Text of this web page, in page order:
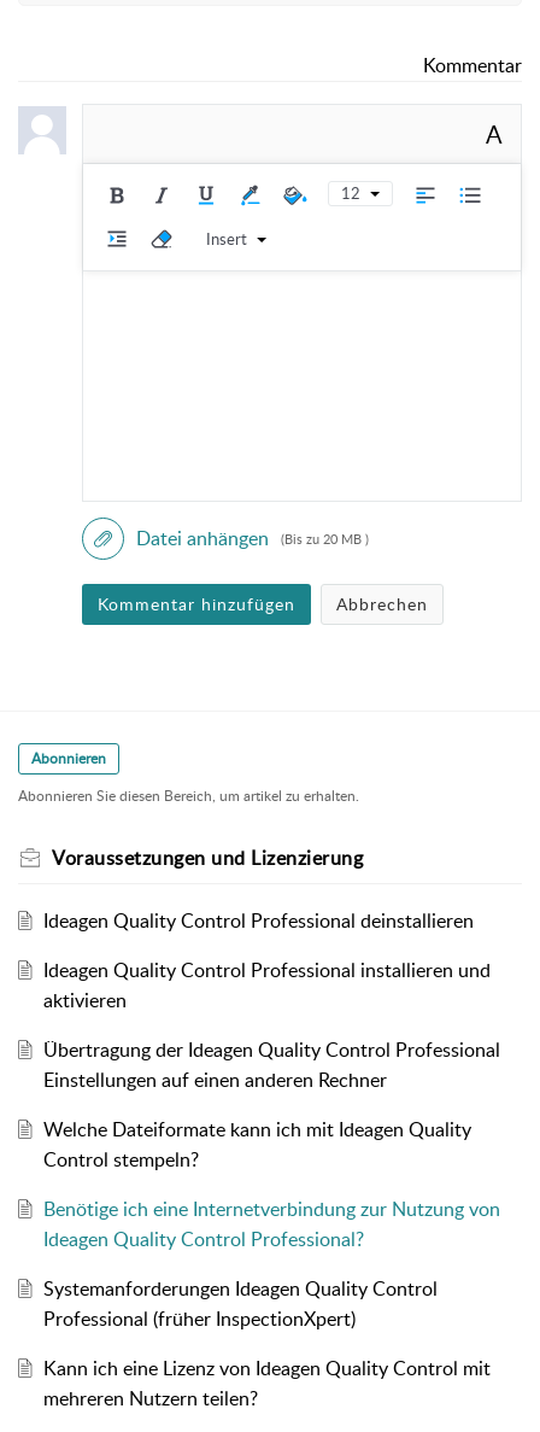
Kommentar
A
12
Insert
Datei anhängen (Bis zu 20 MB )
Kommentar hinzufügen Abbrechen
Abonnieren
Abonnieren Sie diesen Bereich, um artikel zu erhalten.
Voraussetzungen und Lizenzierung
Ideagen Quality Control Professional deinstallieren
Ideagen Quality Control Professional installieren und
aktivieren
Übertragung der Ideagen Quality Control Professional
Einstellungen auf einen anderen Rechner
Welche Dateiformate kann ich mit Ideagen Quality
Control stempeln?
Benötige ich eine Internetverbindung zur Nutzung von
Ideagen Quality Control Professional?
Systemanforderungen Ideagen Quality Control
Professional (früher InspectionXpert)
Kann ich eine Lizenz von Ideagen Quality Control mit
mehreren Nutzern teilen?